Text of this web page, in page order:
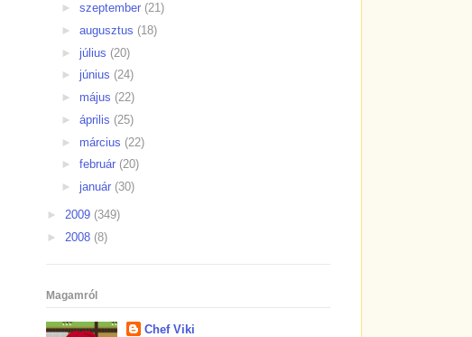
► szeptember (21)
► augusztus (18)
► július (20)
► június (24)
► május (22)
► április (25)
► március (22)
► február (20)
► január (30)
► 2009 (349)
► 2008 (8)
Magamról
Chef Viki